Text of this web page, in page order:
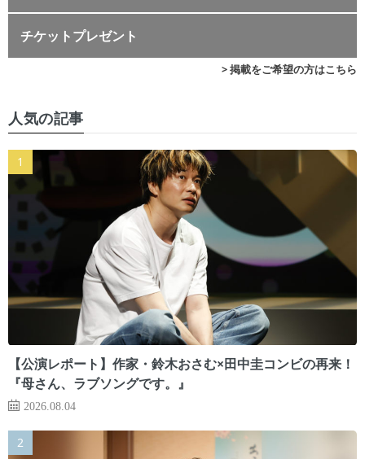
チケットプレゼント
> 掲載をご希望の方はこちら
人気の記事
【公演レポート】作家・鈴木おさむ×田中圭コンビの再来！
『母さん、ラブソングです。』
2026.08.04